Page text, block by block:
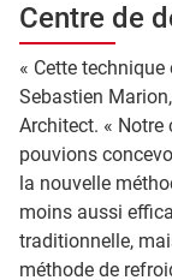
Centre de
« Cette
Sebastien
Architect. «
pouvions
la nouvelle
moins aussi
traditionnelle,
méthode de